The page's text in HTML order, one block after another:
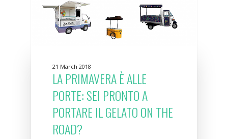
21 March 2018
LA PRIMAVERA È ALLE
PORTE: SEI PRONTO A
PORTARE IL GELATO ON THE
ROAD?